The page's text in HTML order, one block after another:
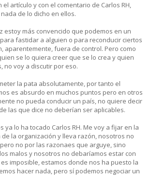
el artículo y con el comentario de Carlos RH,
de lo dicho en ellos.
estoy más convencido que podemos en un
fastidar a alguien o para reconducir ciertos
aparentemente, fuera de control. Pero como
se lo quiera creer que se lo crea y quien
no voy a discutir por eso.
la pata absolutamente, por tanto el
es absurdo en muchos puntos pero en otros
no pueda conducir un país, no quiere decir
las que dice no deberían ser aplicables.
ya lo ha tocado Carlos RH. Me voy a fijar en la
de la organización y lleva razón, nosotros no
no por las razonaes que arguye, sino
malos y nosotros no debaríamos estar con
imposible, estamos donde nos ha puesto la
hacer nada, pero sí podemos negociar un